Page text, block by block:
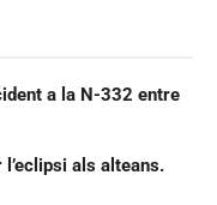
a la N-332 entre
l’eclipsi als alteans.